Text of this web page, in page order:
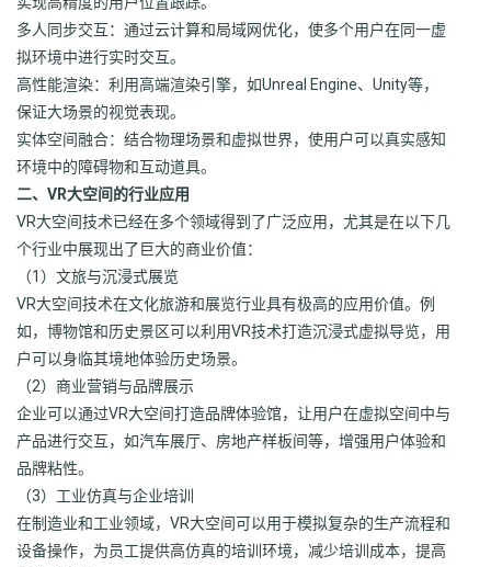
多人同步交互：通过云计算和局域网优化，使多个用户在同一虚
拟环境中进行实时交互。
高性能渲染：利用高端渲染引擎，如Unreal Engine、Unity等，
保证大场景的视觉表现。
实体空间融合：结合物理场景和虚拟世界，使用户可以真实感知
环境中的障碍物和互动道具。
二、VR大空间的行业应用
VR大空间技术已经在多个领域得到了广泛应用，尤其是在以下几
个行业中展现出了巨大的商业价值：
（1）文旅与沉浸式展览
VR大空间技术在文化旅游和展览行业具有极高的应用价值。例
如，博物馆和历史景区可以利用VR技术打造沉浸式虚拟导览，用
户可以身临其境地体验历史场景。
（2）商业营销与品牌展示
企业可以通过VR大空间打造品牌体验馆，让用户在虚拟空间中与
产品进行交互，如汽车展厅、房地产样板间等，增强用户体验和
品牌粘性。
（3）工业仿真与企业培训
在制造业和工业领域，VR大空间可以用于模拟复杂的生产流程和
设备操作，为员工提供高仿真的培训环境，减少培训成本，提高